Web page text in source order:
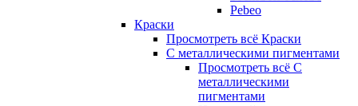
Pebeo
Краски
Просмотреть всё Краски
С металлическими пигментами
Просмотреть всё С
металлическими
пигментами